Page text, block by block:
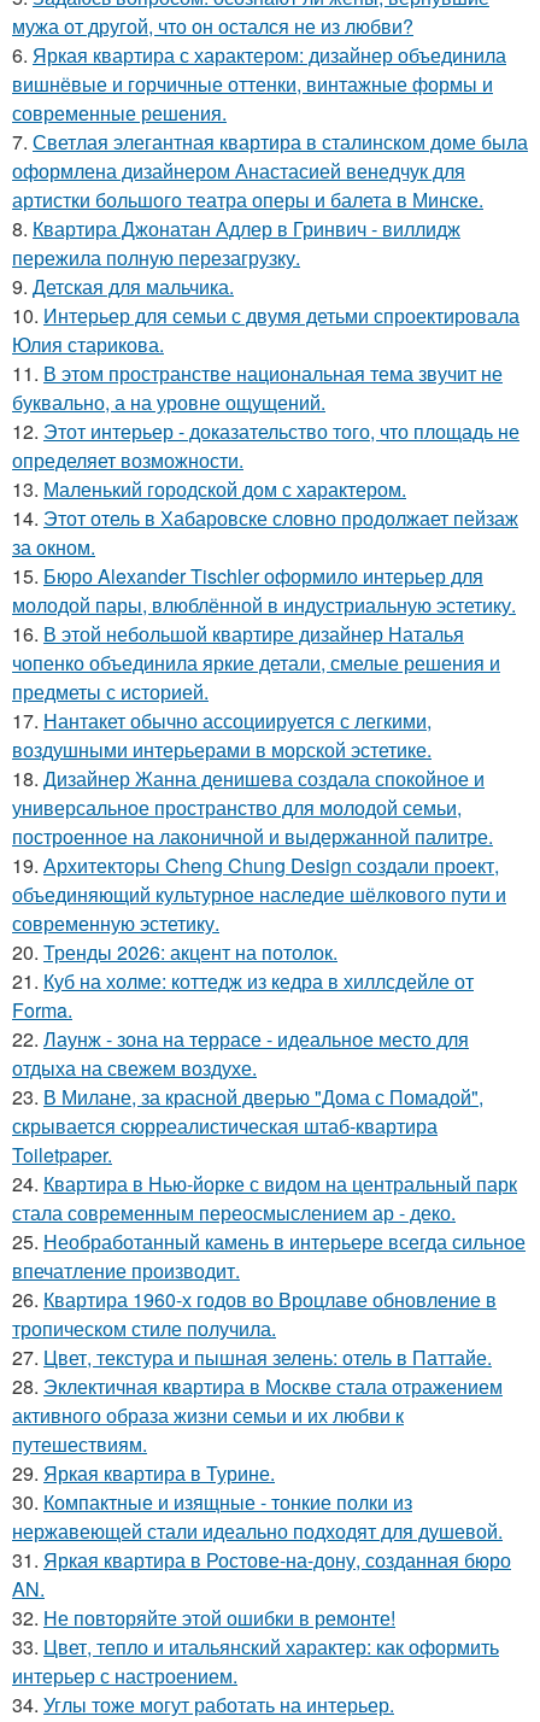
мужа от другой, что он остался не из любви?
6. Яркая квартира с характером: дизайнер объединила
вишнёвые и горчичные оттенки, винтажные формы и
современные решения.
7. Светлая элегантная квартира в сталинском доме была
оформлена дизайнером Анастасией венедчук для
артистки большого театра оперы и балета в Минске.
8. Квартира Джонатан Адлер в Гринвич - виллидж
пережила полную перезагрузку.
9. Детская для мальчика.
10. Интерьер для семьи с двумя детьми спроектировала
Юлия старикова.
11. В этом пространстве национальная тема звучит не
буквально, а на уровне ощущений.
12. Этот интерьер - доказательство того, что площадь не
определяет возможности.
13. Маленький городской дом с характером.
14. Этот отель в Хабаровске словно продолжает пейзаж
за окном.
15. Бюро Alexander Tischler оформило интерьер для
молодой пары, влюблённой в индустриальную эстетику.
16. В этой небольшой квартире дизайнер Наталья
чопенко объединила яркие детали, смелые решения и
предметы с историей.
17. Нантакет обычно ассоциируется с легкими,
воздушными интерьерами в морской эстетике.
18. Дизайнер Жанна денишева создала спокойное и
универсальное пространство для молодой семьи,
построенное на лаконичной и выдержанной палитре.
19. Архитекторы Cheng Chung Design создали проект,
объединяющий культурное наследие шёлкового пути и
современную эстетику.
20. Тренды 2026: акцент на потолок.
21. Куб на холме: коттедж из кедра в хиллсдейле от
Forma.
22. Лаунж - зона на террасе - идеальное место для
отдыха на свежем воздухе.
23. В Милане, за красной дверью "Дома с Помадой",
скрывается сюрреалистическая штаб-квартира
Toiletpaper.
24. Квартира в Нью-йорке с видом на центральный парк
стала современным переосмыслением ар - деко.
25. Необработанный камень в интерьере всегда сильное
впечатление производит.
26. Квартира 1960-х годов во Вроцлаве обновление в
тропическом стиле получила.
27. Цвет, текстура и пышная зелень: отель в Паттайе.
28. Эклектичная квартира в Москве стала отражением
активного образа жизни семьи и их любви к
путешествиям.
29. Яркая квартира в Турине.
30. Компактные и изящные - тонкие полки из
нержавеющей стали идеально подходят для душевой.
31. Яркая квартира в Ростове-на-дону, созданная бюро
AN.
32. Не повторяйте этой ошибки в ремонте!
33. Цвет, тепло и итальянский характер: как оформить
интерьер с настроением.
34. Углы тоже могут работать на интерьер.